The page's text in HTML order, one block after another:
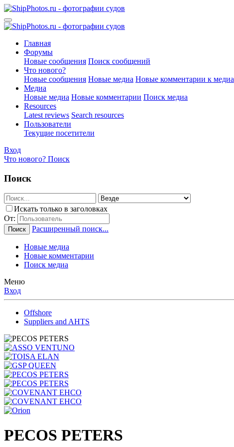
Главная
Форумы
Новые сообщения Поиск сообщений
Что нового?
Новые сообщения Новые медиа Новые комментарии к медиа
Медиа
Новые медиа Новые комментарии Поиск медиа
Resources
Latest reviews Search resources
Пользователи
Текущие посетители
Вход
Что нового? Поиск
Поиск
Искать только в заголовках
От:
Поиск Расширенный поиск...
Новые медиа
Новые комментарии
Поиск медиа
Меню
Вход
Offshore
Suppliers and AHTS
PECOS PETERS